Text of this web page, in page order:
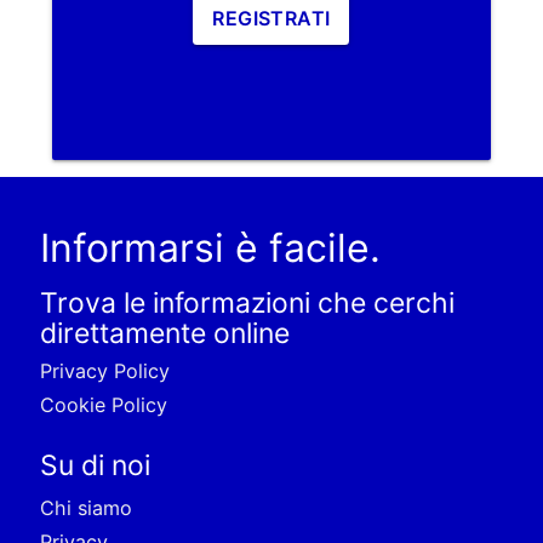
REGISTRATI
Informarsi è facile.
Trova le informazioni che cerchi
direttamente online
Privacy Policy
Cookie Policy
Su di noi
Chi siamo